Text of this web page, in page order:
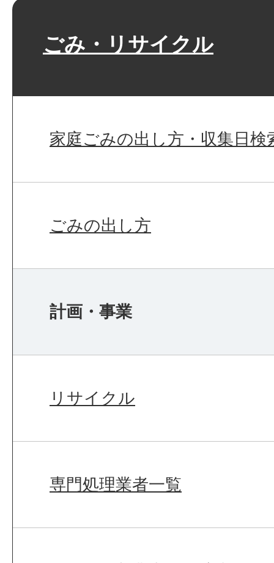
ごみ・リサイクル
家庭ごみの出し方・収集日検
ごみの出し方
計画・事業
リサイクル
専門処理業者一覧